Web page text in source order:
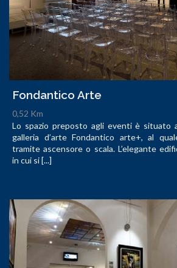
Fondantico Arte
0,52 Km
Lo spazio preposto agli eventi è situato
galleria d’arte Fondantico arte+, al
tramite ascensore o scala. L’elegante
in cui si [...]